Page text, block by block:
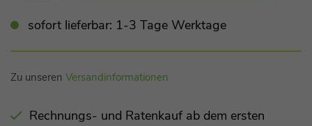
sofort lieferbar: 1-3 Tage Werktage
Zu unseren Versandinformationen
Rechnungs- und Ratenkauf ab dem ersten